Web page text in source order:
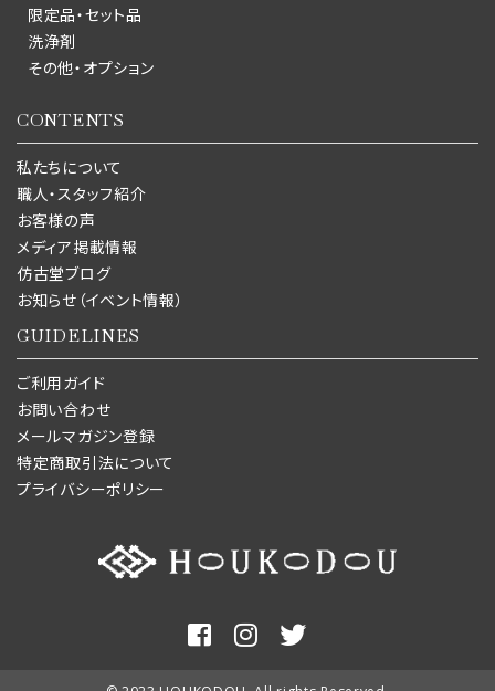
限定品・セット品
洗浄剤
その他・オプション
CONTENTS
私たちについて
職人・スタッフ紹介
お客様の声
メディア掲載情報
仿古堂ブログ
お知らせ（イベント情報）
GUIDELINES
ご利用ガイド
お問い合わせ
メールマガジン登録
特定商取引法について
プライバシーポリシー